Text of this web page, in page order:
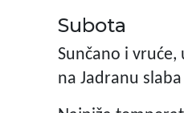
Subota
Sunčano i
na Jadranu